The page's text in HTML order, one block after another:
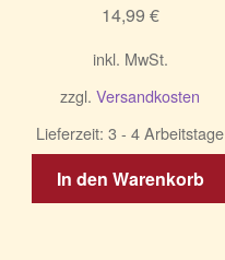
14,99 €
inkl. MwSt.
zzgl. Versandkosten
Lieferzeit: 3 - 4 Arbeitstage
In den Warenkorb